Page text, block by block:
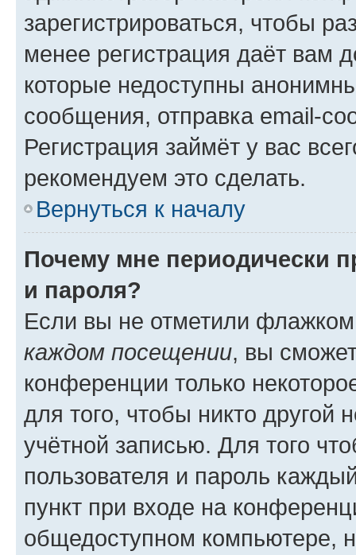
зарегистрироваться, чтобы
менее регистрация даёт вам
которые недоступны
сообщения, отправка email-
Регистрация займёт у вас
рекомендуем это сделать.
Вернуться к началу
Почему мне периодически
и пароля?
Если вы не отметили
каждом посещении, вы
конференции только
для того, чтобы никто другой
учётной записью. Для того
пользователя и пароль
пункт при входе на
общедоступном компьютере,